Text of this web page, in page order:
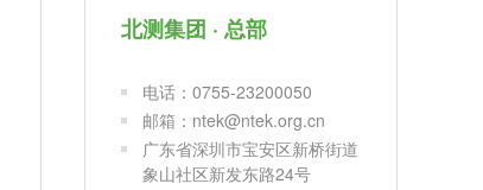
北测集团 · 总部
电话：0755-23200050
邮箱：ntek@ntek.org.cn
广东省深圳市宝安区新桥街道
象山社区新发东路24号